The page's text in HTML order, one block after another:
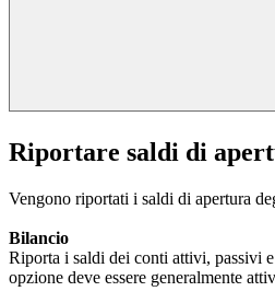
Riportare saldi di
Vengono riportati i saldi di apertura
Bilancio
Riporta i saldi dei conti attivi, passivi
opzione deve essere generalmente